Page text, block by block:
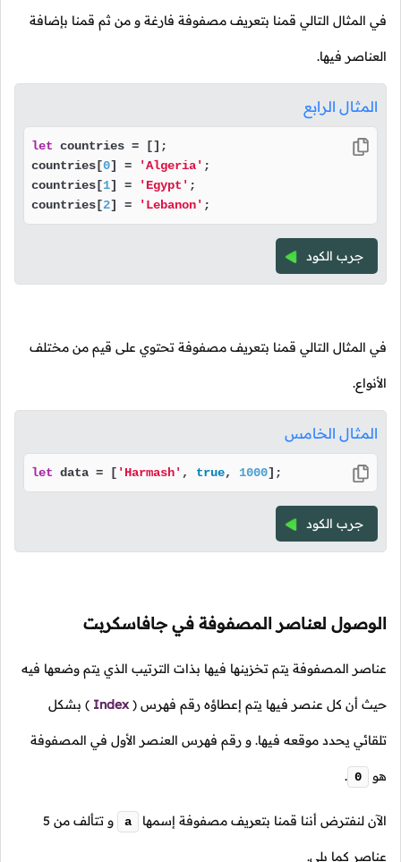
في المثال التالي قمنا بتعريف مصفوفة فارغة و من ثم قمنا بإضافة
العناصر فيها.
المثال الرابع
let countries = [];
countries[0] = 'Algeria' ;
countries[1] = 'Egypt' ;
countries[2] = 'Lebanon' ;
جرب الكود
في المثال التالي قمنا بتعريف مصفوفة تحتوي على قيم من مختلف
الأنواع.
المثال الخامس
let data = [ 'Harmash' , true, 1000];
جرب الكود
الوصول لعناصر المصفوفة في جافاسكربت
عناصر المصفوفة يتم تخزينها فيها بذات الترتيب الذي يتم وضعها فيه
حيث أن كل عنصر فيها يتم إعطاؤه رقم فهرس (
Index
) بشكل
تلقائي يحدد موقعه فيها. و رقم فهرس العنصر الأول في المصفوفة
هو 0
.
الآن لنفترض أننا قمنا بتعريف مصفوفة إسمها a و تتألف من 5
عناصر كما يلي.